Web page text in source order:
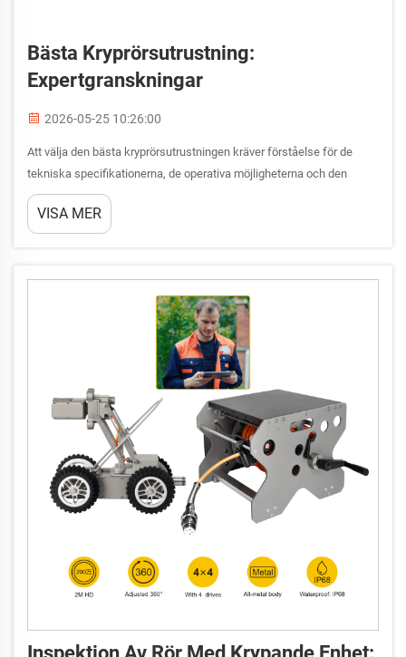
Bästa Kryprörsutrustning:
Expertgranskningar
2026-05-25 10:26:00
Att välja den bästa kryprörsutrustningen kräver förståelse för de
tekniska specifikationerna, de operativa möjligheterna och den
verkliga prestandan som skiljer professionella inspektionssystem
från grundläggande alternativ. Industriella anläggningar,...
VISA MER